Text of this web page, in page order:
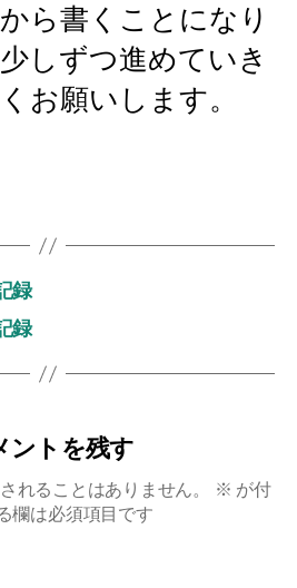
ら書くことになり
しずつ進めていき
お願いします。
録
録
ントを残す
れることはありません。 ※ が付
欄は必須項目です